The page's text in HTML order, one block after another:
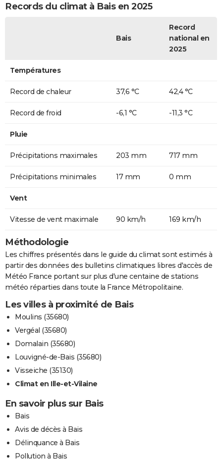
Records du climat à Bais en 2025
Bais
Record
national en
2025
Températures
Record de chaleur 37,6 °C 42,4 °C
Record de froid -6,1 °C -11,3 °C
Pluie
Précipitations maximales 203 mm 717 mm
Précipitations minimales 17 mm 0 mm
Vent
Vitesse de vent maximale 90 km/h 169 km/h
Méthodologie
Les chiffres présentés dans le guide du climat sont estimés à
partir des données des bulletins climatiques libres d'accès de
Météo France portant sur plus d'une centaine de stations
météo réparties dans toute la France Métropolitaine.
Les villes à proximité de Bais
Moulins (35680)
Vergéal (35680)
Domalain (35680)
Louvigné-de-Bais (35680)
Visseiche (35130)
Climat en Ille-et-Vilaine
En savoir plus sur Bais
Bais
Avis de décès à Bais
Délinquance à Bais
Pollution à Bais